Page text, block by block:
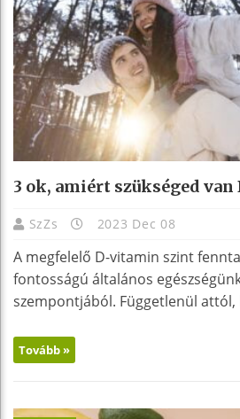
3 ok, amiért szükséged
SzZs 2023 Dec 08
A megfelelő D-vitamin szint
fontosságú általános
szempontjából. Függetlenül attól,
Tovább »